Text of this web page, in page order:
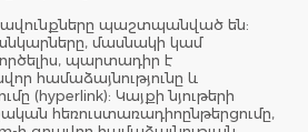
պաշտպանված են:
մասնակի կամ
պարտադիր է
համաձայնությունը և
(hyperlink): Կայքի նյութերի
հեռուստառադիոընթերցումը,